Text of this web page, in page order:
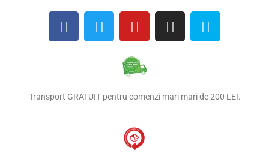
F
a
o
T
w
e
Y
o
t
u
b
I
n
g
S
k
Transport GRATUIT pentru comenzi mari mari de 200 LEI.